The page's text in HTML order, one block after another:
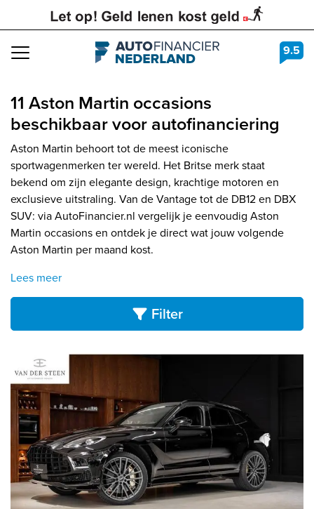
Navigation 9.5
11 Aston Martin occasions
beschikbaar voor autofinanciering
Aston Martin behoort tot de meest iconische
sportwagenmerken ter wereld. Het Britse merk staat
bekend om zijn elegante design, krachtige motoren en
exclusieve uitstraling. Van de Vantage tot de DB12 en DBX
SUV: via AutoFinancier.nl vergelijk je eenvoudig Aston
Martin occasions en ontdek je direct wat jouw volgende
Aston Martin per maand kost.
Lees meer
Filter